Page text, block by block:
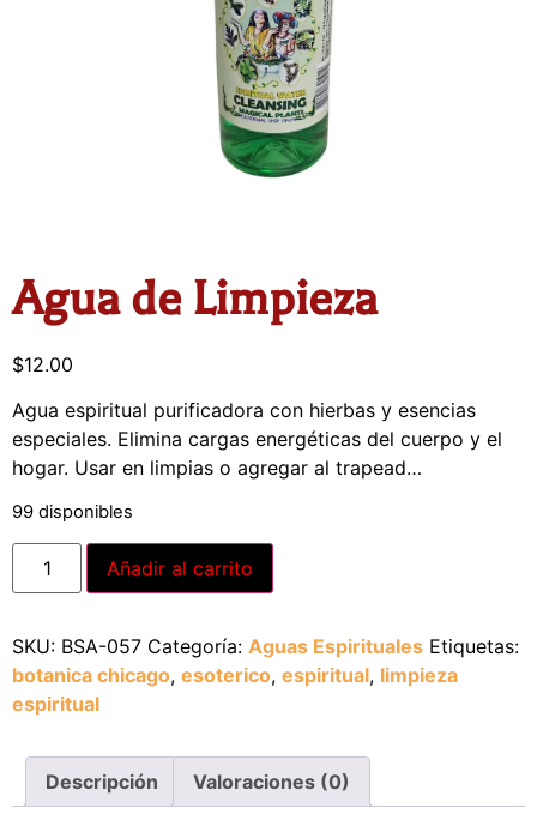
Agua de Limpieza
$12.00
Agua espiritual purificadora con hierbas y esencias
especiales. Elimina cargas energéticas del cuerpo y el
hogar. Usar en limpias o agregar al trapead…
99 disponibles
Añadir al carrito
SKU: BSA-057 Categoría: Aguas Espirituales Etiquetas:
botanica chicago, esoterico, espiritual, limpieza
espiritual
Descripción Valoraciones (0)